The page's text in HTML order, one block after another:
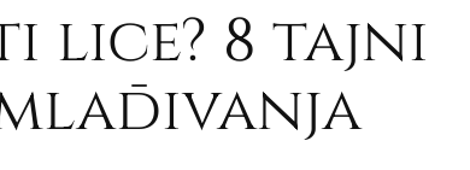
lice? 8 tajni